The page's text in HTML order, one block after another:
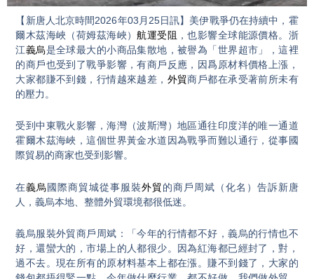
【新唐人北京時間2026年03月25日訊】美伊戰爭仍在持續中，霍
爾木茲海峽（荷姆茲海峽）航運受阻 ，也影響全球能源價格。浙
江義烏是全球最大的小商品集散地，被譽為「世界超市」，這裡
的商戶也受到了戰爭影響，有商戶反應，因爲原材料價格上漲，
大家都賺不到錢，行情越來越差， 外貿商戶都在承受著前所未有
的壓力。
受到中東戰火影響，海灣（波斯灣）地區通往印度洋的唯一通道
霍爾木茲海峽，這個世界黃金水道因為戰爭而難以通行，從事國
際貿易的商家也受到影響。
在義烏國際商貿城從事服裝外貿的商戶周斌（化名）告訴新唐
人，義烏本地、整體外貿環境都很低迷。
義烏服裝外貿商戶周斌：「今年的行情都不好，義烏的行情也不
好，還蠻大的，市場上的人都很少。因為紅海都已經封了，對，
過不去。現在所有的原材料基本上都在漲。賺不到錢了，大家的